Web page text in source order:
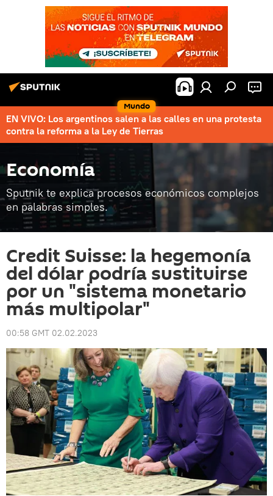
Mundo
EN VIVO: Los argentinos salen a las calles en una protesta
contra la reforma a la Ley de Tierras
Economía
Sputnik te explica procesos económicos complejos
en palabras simples.
Credit Suisse: la hegemonía
del dólar podría sustituirse
por un "sistema monetario
más multipolar"
00:58 GMT 02.02.2023